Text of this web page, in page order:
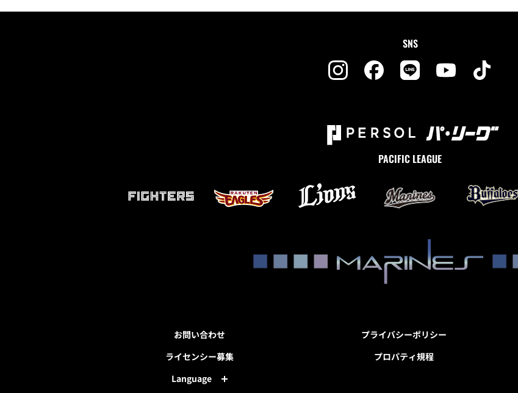
SNS
PACIFIC LEAGUE
お問い合わせ
ライセンシー募集
Language
プライバシーポリシー
プロパティ規程